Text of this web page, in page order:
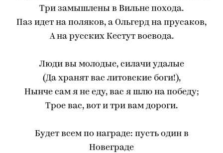
Три замышлены в Вильне похода.
Паз идет на поляков, а Ольгерд на прусаков,
А на русских Кестут воевода.
Люди вы молодые, силачи удалые
(Да хранят вас литовские боги!),
Нынче сам я не еду, вас я шлю на победу;
Трое вас, вот и три вам дороги.
Будет всем по награде: пусть один в
Новеграде